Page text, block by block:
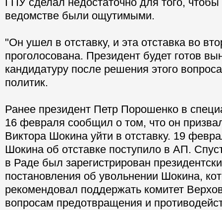
ведомстве были ощутимыми.
"Он ушел в отставку, и эта отставка во
проголосована. Президент будет готов
кандидатуру после решения этого
политик.
Ранее президент Петр Порошенко в
16 февраля сообщил о том, что он
Виктора Шокина уйти в отставку. 19
Шокина об отставке поступило в АП.
в Раде был зарегистрирован
постановления об увольнении Шокина,
рекомендовал поддержать комитет
вопросам предотвращения и